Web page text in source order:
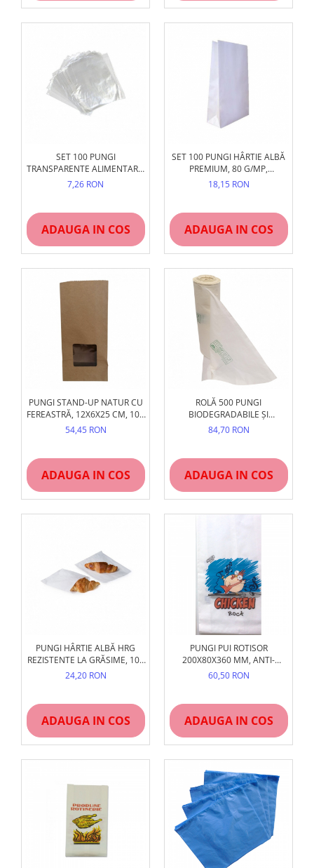
SET 100 PUNGI
TRANSPARENTE ALIMENTARE,
REZISTENTE CONGELARE
7,26 RON
ADAUGA IN COS
SET 100 PUNGI HÂRTIE ALBĂ
PREMIUM, 80 G/MP,
NETIPĂRITE (DIVERSE
DIMENSIUNI)
18,15 RON
ADAUGA IN COS
PUNGI STAND-UP NATUR CU
FEREASTRĂ, 12X6X25 CM, 100
BUC
54,45 RON
ADAUGA IN COS
ROLĂ 500 PUNGI
BIODEGRADABILE ȘI
COMPOSTABILE, 250X300
MM, TIP MAIEU, CERTIFICATE
84,70 RON
ADAUGA IN COS
PUNGI HÂRTIE ALBĂ HRG
REZISTENTE LA GRĂSIME, 100
BUC/SET
24,20 RON
ADAUGA IN COS
PUNGI PUI ROTISOR
200X80X360 MM, ANTI-
GRĂSIME (GREASEPROOF),
60,50 RON
ADAUGA IN COS